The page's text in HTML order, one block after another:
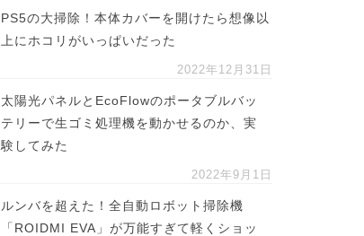
PS5の大掃除！本体カバーを開けたら想像以
上にホコリがいっぱいだった
2022年12月31日
太陽光パネルとEcoFlowのポータブルバッ
テリーで生ゴミ処理機を動かせるのか、実
験してみた
2022年9月1日
ルンバを超えた！全自動ロボット掃除機
「ROIDMI EVA」が万能すぎて軽くショッ